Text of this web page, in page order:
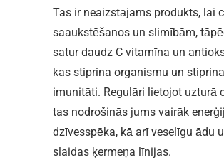
Tas ir neaizstājams produkts, lai
saaukstēšanos un slimībām,
satur daudz C vitamīna un
kas stiprina organismu un stiprina
imunitāti. Regulāri lietojot uzturā
tas nodrošinās jums vairāk
dzīvesspēka, kā arī veselīgu ādu
slaidas ķermeņa līnijas.